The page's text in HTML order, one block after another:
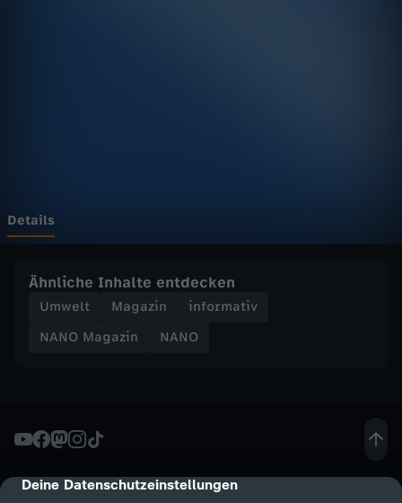
cmp-dialog-description
Deine Datenschutzeinstellungen
K
i
n
e
Details
Ähnliche Inhalte entdecken
Umwelt Magazin
informativ
NANO Magazin
NANO